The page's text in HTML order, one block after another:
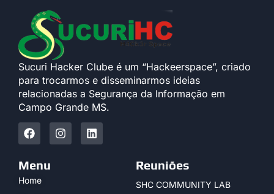
Sucuri Hacker Clube é um “Hackeerspace”, criado
para trocarmos e disseminarmos ideias
relacionadas a Segurança da Informação em
Campo Grande MS.
Menu
Home
Reuniões
SHC COMMUNITY LAB